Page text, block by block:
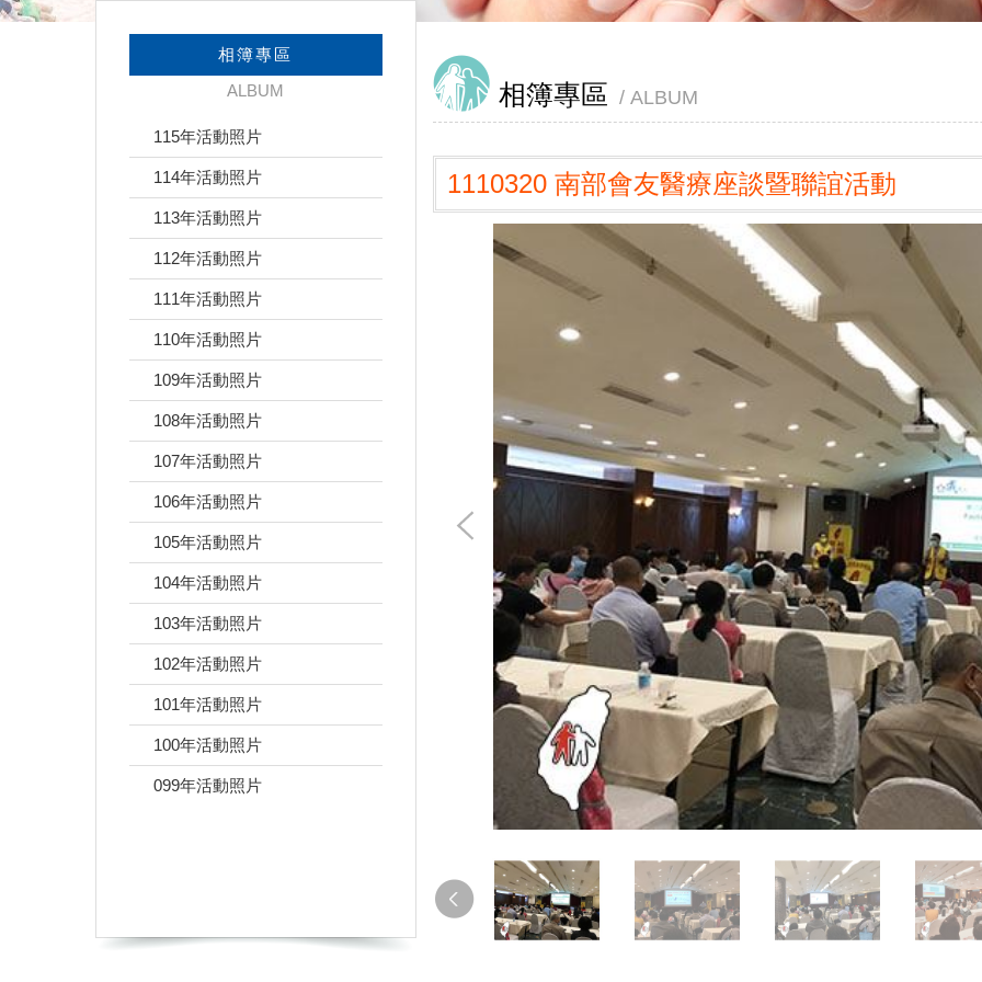
相簿專區
ALBUM
115年活動照片
114年活動照片
113年活動照片
112年活動照片
111年活動照片
110年活動照片
109年活動照片
108年活動照片
107年活動照片
106年活動照片
105年活動照片
104年活動照片
103年活動照片
102年活動照片
101年活動照片
100年活動照片
099年活動照片
相簿專區 ALBUM
1110320 南部會友醫療座談暨聯誼活動